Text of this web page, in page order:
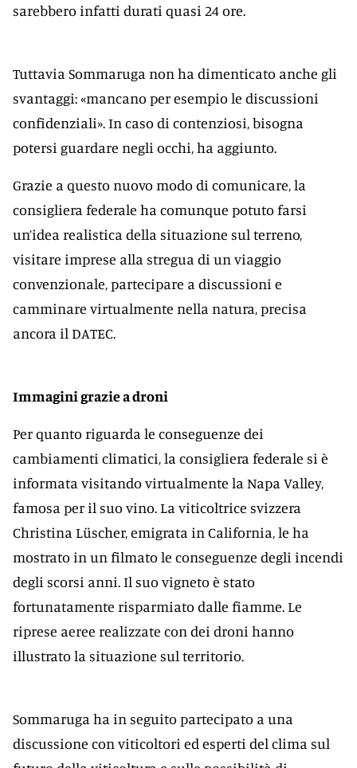
sarebbero infatti durati quasi 24 ore.
Tuttavia Sommaruga non ha dimenticato anche gli
svantaggi: «mancano per esempio le discussioni
confidenziali». In caso di contenziosi, bisogna
potersi guardare negli occhi, ha aggiunto.
Grazie a questo nuovo modo di comunicare, la
consigliera federale ha comunque potuto farsi
un’idea realistica della situazione sul terreno,
visitare imprese alla stregua di un viaggio
convenzionale, partecipare a discussioni e
camminare virtualmente nella natura, precisa
ancora il DATEC.
Immagini grazie a droni
Per quanto riguarda le conseguenze dei
cambiamenti climatici, la consigliera federale si è
informata visitando virtualmente la Napa Valley,
famosa per il suo vino. La viticoltrice svizzera
Christina Lüscher, emigrata in California, le ha
mostrato in un filmato le conseguenze degli incendi
degli scorsi anni. Il suo vigneto è stato
fortunatamente risparmiato dalle fiamme. Le
riprese aeree realizzate con dei droni hanno
illustrato la situazione sul territorio.
Sommaruga ha in seguito partecipato a una
discussione con viticoltori ed esperti del clima sul